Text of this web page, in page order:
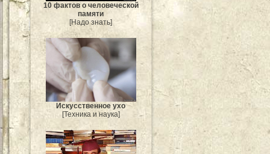
10 фактов о человеческой
памяти
[Надо знать]
Искусственное ухо
[Техника и наука]